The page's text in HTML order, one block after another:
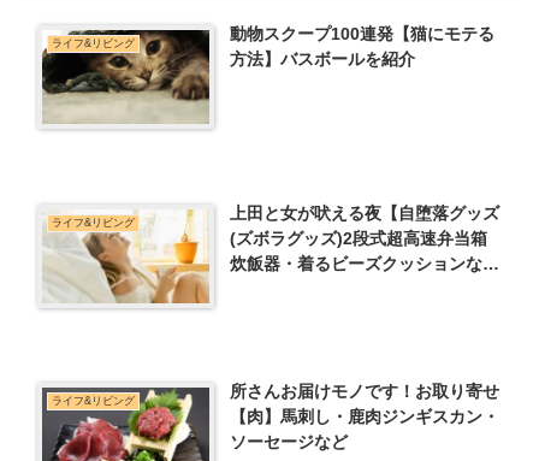
ライフ&リビング
動物スクープ100連発【猫にモテる
方法】バスボールを紹介
ライフ&リビング
上田と女が吠える夜【自堕落グッズ
(ズボラグッズ)2段式超高速弁当箱
炊飯器・着るビーズクッションな
ライフ&リビング
所さんお届けモノです！お取り寄せ
【肉】馬刺し・鹿肉ジンギスカン・
ソーセージなど